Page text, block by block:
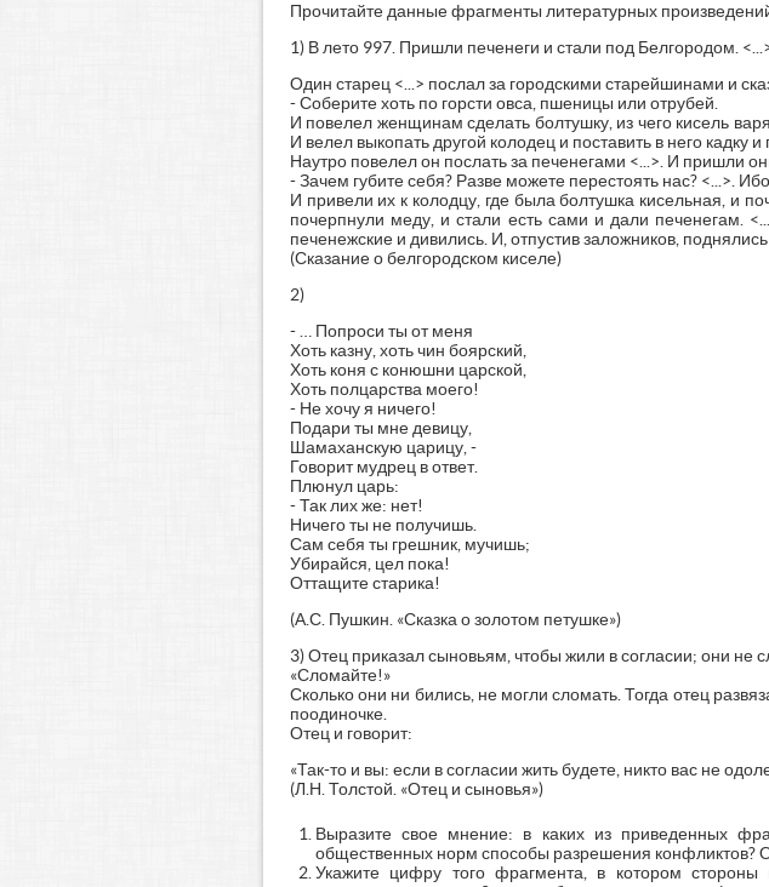
Прочитайте данные фрагменты литературных
1) В лето 997. Пришли печенеги и стали под Белгородом.
Один старец <...> послал за городскими старейшинами и
- Соберите хоть по горсти овса, пшеницы или отрубей.
И повелел женщинам сделать болтушку, из чего кисель
И велел выкопать другой колодец и поставить в него кадку и
Наутро повелел он послать за печенегами <...>. И пришли
- Зачем губите себя? Разве можете перестоять нас? <...>.
И привели их к колодцу, где была болтушка кисельная, и
почерпнули меду, и стали есть сами и дали печенегам.
печенежские и дивились. И, отпустив заложников,
(Сказание о белгородском киселе)
2)
- … Попроси ты от меня
Хоть казну, хоть чин боярский,
Хоть коня с конюшни царской,
Хоть полцарства моего!
- Не хочу я ничего!
Подари ты мне девицу,
Шамаханскую царицу, -
Говорит мудрец в ответ.
Плюнул царь:
- Так лих же: нет!
Ничего ты не получишь.
Сам себя ты грешник, мучишь;
Убирайся, цел пока!
Оттащите старика!
(А.С. Пушкин. «Сказка о золотом петушке»)
3) Отец приказал сыновьям, чтобы жили в согласии; они не
«Сломайте!»
Сколько они ни бились, не могли сломать. Тогда отец
поодиночке.
Отец и говорит:
«Так-то и вы: если в согласии жить будете, никто вас не
(Л.Н. Толстой. «Отец и сыновья»)
Выразите свое мнение: в каких из приведенных
общественных норм способы разрешения конфликтов?
Укажите цифру того фрагмента, в котором стороны